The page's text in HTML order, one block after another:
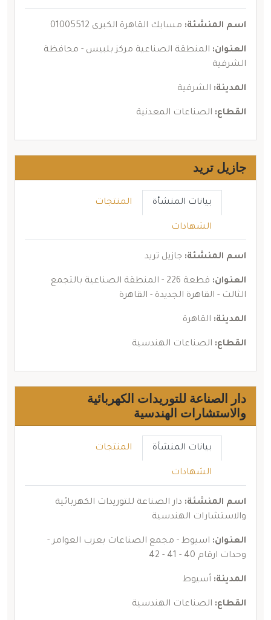
اسم المنشئة: مسابك القاهرة الكبرى 01005512
العنوان: المنطقة الصناعية مركز بلبيس - محافظة
الشرقية
المدينة: الشرقية
القطاع: الصناعات المعدنية
جازيل تريد
بيانات المنشأة المنتجات
الشهادات
اسم المنشئة: جازيل تريد
العنوان:
قطعة 226 - المنطقة الصناعية بالتجمع
الثالث - القاهرة الجديدة - القاهرة
المدينة: القاهرة
القطاع: الصناعات الهندسية
دار الصناعة للتوريدات الكهربائية
والاستشارات الهندسية
بيانات المنشأة المنتجات
الشهادات
اسم المنشئة: دار الصناعة للتوريدات الكهربائية
والاستشارات الهندسية
العنوان: اسيوط - مجمع الصناعات بعرب العوامر -
وحدات ارقام 40 - 41 - 42
المدينة: أسيوط
القطاع: الصناعات الهندسية